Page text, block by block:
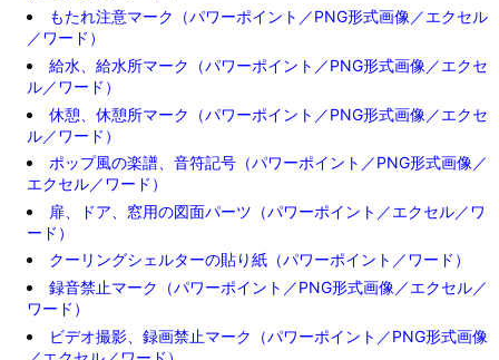
もたれ注意マーク（パワーポイント／PNG形式画像／エクセル
／ワード）
給水、給水所マーク（パワーポイント／PNG形式画像／エクセ
ル／ワード）
休憩、休憩所マーク（パワーポイント／PNG形式画像／エクセ
ル／ワード）
ポップ風の楽譜、音符記号（パワーポイント／PNG形式画像／
エクセル／ワード）
扉、ドア、窓用の図面パーツ（パワーポイント／エクセル／ワ
ード）
クーリングシェルターの貼り紙（パワーポイント／ワード）
録音禁止マーク（パワーポイント／PNG形式画像／エクセル／
ワード）
ビデオ撮影、録画禁止マーク（パワーポイント／PNG形式画像